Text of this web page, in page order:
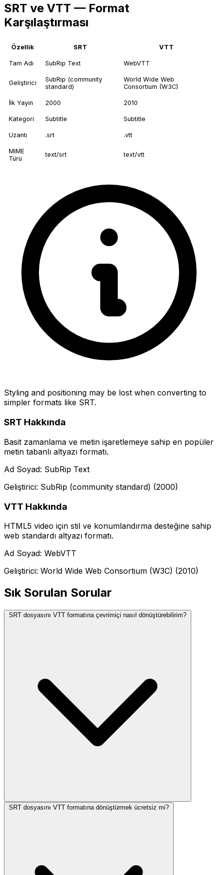
SRT ve VTT — Format
Karşılaştırması
Özellik SRT VTT
Tam Adı SubRip Text WebVTT
Geliştirici
SubRip (community
standard)
World Wide Web
Consortium (W3C)
İlk Yayın 2000 2010
Kategori Subtitle Subtitle
Uzantı .srt .vtt
MIME
Türü
text/srt text/vtt
Styling and positioning may be lost when converting to
simpler formats like SRT.
SRT Hakkında
Basit zamanlama ve metin işaretlemeye sahip en popüler
metin tabanlı altyazı formatı.
Ad Soyad: SubRip Text
Geliştirici: SubRip (community standard) (2000)
VTT Hakkında
HTML5 video için stil ve konumlandırma desteğine sahip
web standardı altyazı formatı.
Ad Soyad: WebVTT
Geliştirici: World Wide Web Consortium (W3C) (2010)
Sık Sorulan Sorular
SRT dosyasını VTT formatına çevrimiçi nasıl dönüştürebilirim?
SRT dosyasını VTT formatına dönüştürmek ücretsiz mi?